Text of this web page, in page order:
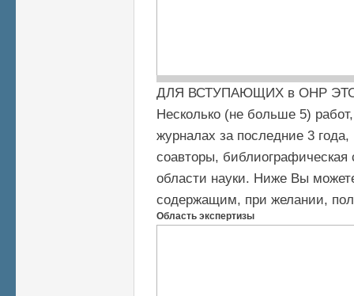
ДЛЯ ВСТУПАЮЩИХ в ОНР
Несколько (не больше 5)
журналах за последние 3
соавторы,
области науки. Ниже Вы
содержащим, при желании,
Область экспертизы